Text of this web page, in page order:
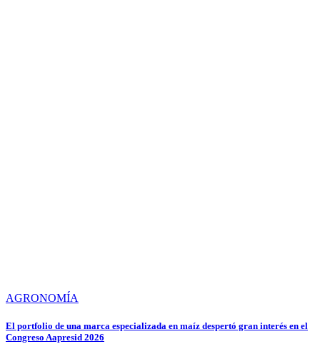
AGRONOMÍA
El portfolio de una marca especializada en maíz despertó gran interés en el
Congreso Aapresid 2026